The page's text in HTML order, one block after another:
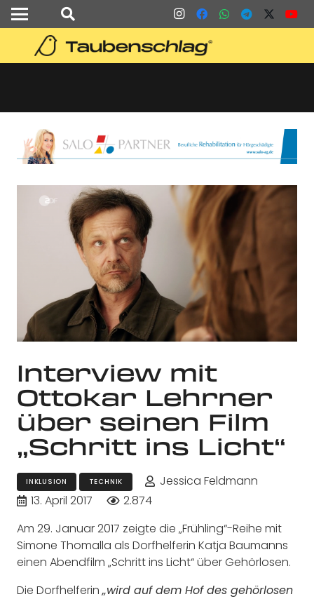
Interview mit
Ottokar Lehrner
über seinen Film
„Schritt ins Licht“
INKLUSION TECHNIK
Jessica Feldmann
13. April 2017
2.874
Am 29. Januar 2017 zeigte die „Frühling“-Reihe mit
Simone Thomalla als Dorfhelferin Katja Baumanns
einen Abendfilm „Schritt ins Licht“ über Gehörlosen.
Die Dorfhelferin„wird auf dem Hof des gehörlosen